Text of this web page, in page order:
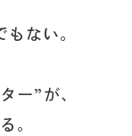
ない。
ー”が、
。